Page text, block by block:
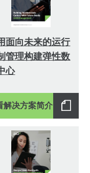
面向未来的运行
管理构建弹性数
心
解决方案简介